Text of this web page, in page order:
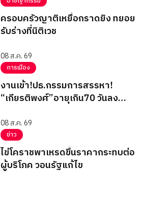
ครอบครัวญาติเหยื่อกราดยิง ทยอย
รับร่างที่นิติเวช
08 ส.ค. 69
การเมือง
งานเข้า!ปธ.กรรมการสรรหา!
“เกียรติพงศ์”อายุเกิน70 วันลง
08 ส.ค. 69
ข่าว
ไข่โคราชพาเหรดขึ้นราคากระทบต่อ
ผู้บริโภค วอนรัฐแก้ไข